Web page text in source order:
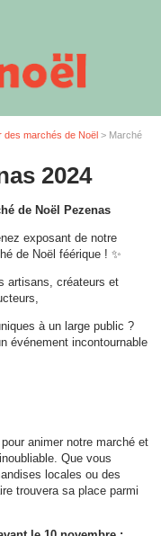
des marchés de Noël> Marché
2024
de Noël Pezenas
exposant de notre
de Noël féérique ! ✨
artisans, créateurs et
à un large public ?
événement incontournable
animer notre marché et
Que vous
locales ou des
trouvera sa place parmi